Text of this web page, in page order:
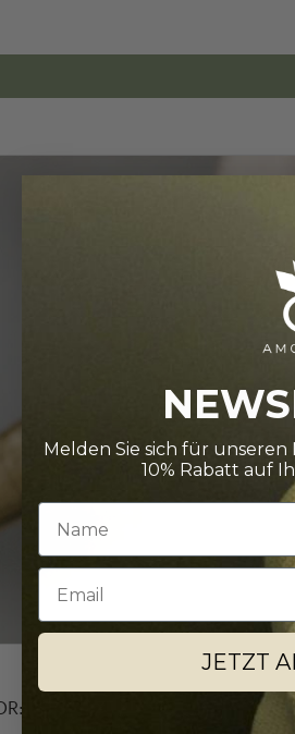
Melden Sie sich für
10% Rabatt auf
Email
JETZT